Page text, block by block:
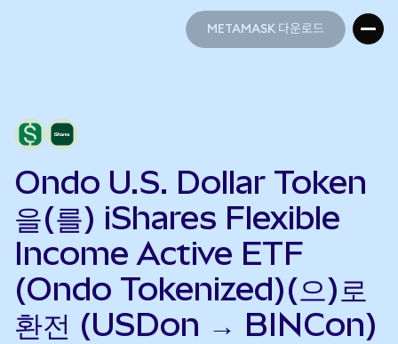
METAMASK 다운로드
Ondo U.S. Dollar Token
을(를) iShares Flexible
Income Active ETF
(Ondo Tokenized)(으)로
환전 (USDon → BINCon)